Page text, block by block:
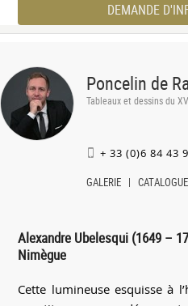
DEMANDE
Poncelin de
Tableaux et dessins du
+ 33 (0)6 84 43
GALERIE CATALOGUE
Alexandre Ubelesqui (1649 –
Nimègue
Cette lumineuse esquisse à